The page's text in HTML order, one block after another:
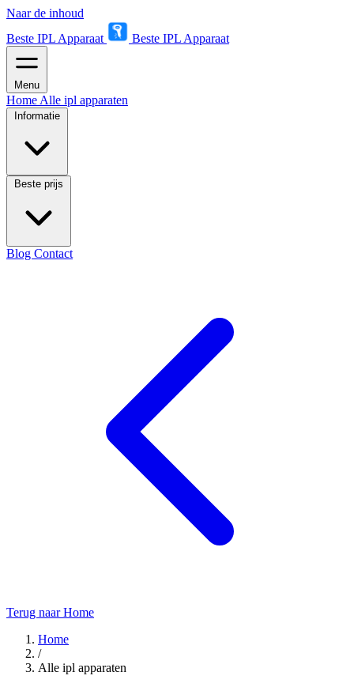
Naar de inhoud
Beste IPL Apparaat
Beste IPL Apparaat
Menu
Home Alle ipl apparaten
Informatie
Beste prijs
Blog Contact
Terug naar Home
Home
/
Alle ipl apparaten